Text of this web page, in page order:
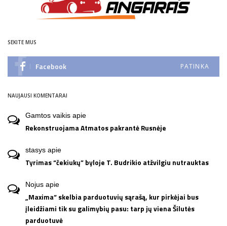
SEKITE MUS
Facebook PATINKA
NAUJAUSI KOMENTARAI
Gamtos vaikis apie
Rekonstruojama Atmatos pakrantė Rusnėje
stasys apie
Tyrimas “čekiukų” byloje T. Budrikio atžvilgiu nutrauktas
Nojus apie
„Maxima“ skelbia parduotuvių sąrašą, kur pirkėjai bus
įleidžiami tik su galimybių pasu: tarp jų viena Šilutės
parduotuvė